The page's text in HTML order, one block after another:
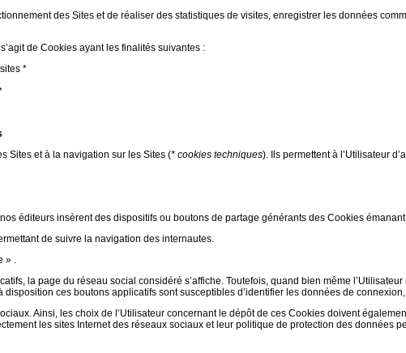
des Sites et de réaliser des statistiques de visites, enregistrer les données
de Cookies ayant les finalités suivantes :
*
Sites et à la navigation sur les Sites (* cookies techniques). Ils permettent à l’Utilisateur
éditeurs insèrent des dispositifs ou boutons de partage générants des Cookies
de suivre la navigation des internautes.
» .
la page du réseau social considéré s’affiche. Toutefois, quand bien même
ces boutons applicatifs sont susceptibles d’identifier les données de
Ainsi, les choix de l’Utilisateur concernant le dépôt de ces Cookies doivent
les sites Internet des réseaux sociaux et leur politique de protection des données